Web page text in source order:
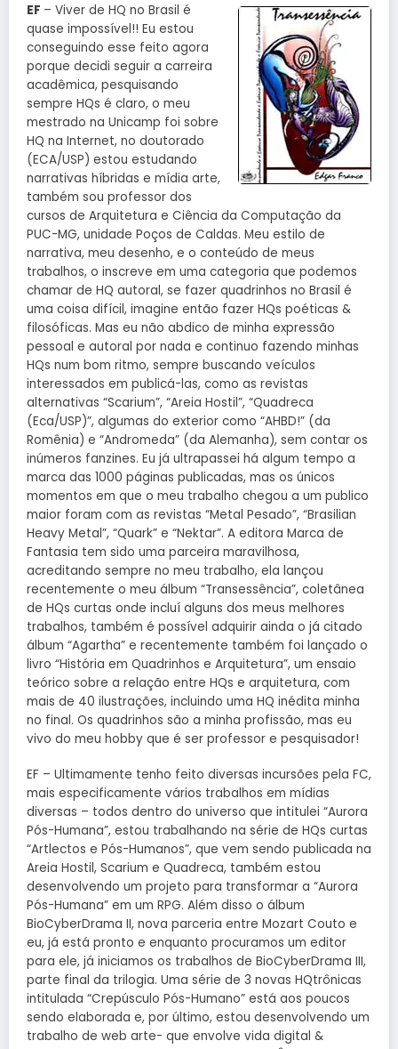
EF – Viver de HQ no Brasil é
quase impossível!! Eu estou
conseguindo esse feito agora
porque decidi seguir a carreira
acadêmica, pesquisando
sempre HQs é claro, o meu
mestrado na Unicamp foi sobre
HQ na Internet, no doutorado
(ECA/USP) estou estudando
narrativas híbridas e mídia arte,
também sou professor dos
cursos de Arquitetura e Ciência da Computação da
PUC-MG, unidade Poços de Caldas. Meu estilo de
narrativa, meu desenho, e o conteúdo de meus
trabalhos, o inscreve em uma categoria que podemos
chamar de HQ autoral, se fazer quadrinhos no Brasil é
uma coisa difícil, imagine então fazer HQs poéticas &
filosóficas. Mas eu não abdico de minha expressão
pessoal e autoral por nada e continuo fazendo minhas
HQs num bom ritmo, sempre buscando veículos
interessados em publicá-las, como as revistas
alternativas “Scarium”, “Areia Hostil”, “Quadreca
(Eca/USP)”, algumas do exterior como “AHBD!” (da
Romênia) e “Andromeda” (da Alemanha), sem contar os
inúmeros fanzines. Eu já ultrapassei há algum tempo a
marca das 1000 páginas publicadas, mas os únicos
momentos em que o meu trabalho chegou a um publico
maior foram com as revistas “Metal Pesado”, “Brasilian
Heavy Metal”, “Quark” e “Nektar”. A editora Marca de
Fantasia tem sido uma parceira maravilhosa,
acreditando sempre no meu trabalho, ela lançou
recentemente o meu álbum “Transessência”, coletânea
de HQs curtas onde incluí alguns dos meus melhores
trabalhos, também é possível adquirir ainda o já citado
álbum “Agartha” e recentemente também foi lançado o
livro “História em Quadrinhos e Arquitetura”, um ensaio
teórico sobre a relação entre HQs e arquitetura, com
mais de 40 ilustrações, incluindo uma HQ inédita minha
no final. Os quadrinhos são a minha profissão, mas eu
vivo do meu hobby que é ser professor e pesquisador!
EF – Ultimamente tenho feito diversas incursões pela FC,
mais especificamente vários trabalhos em mídias
diversas – todos dentro do universo que intitulei “Aurora
Pós-Humana”, estou trabalhando na série de HQs curtas
“Artlectos e Pós-Humanos”, que vem sendo publicada na
Areia Hostil, Scarium e Quadreca, também estou
desenvolvendo um projeto para transformar a “Aurora
Pós-Humana” em um RPG. Além disso o álbum
BioCyberDrama II, nova parceria entre Mozart Couto e
eu, já está pronto e enquanto procuramos um editor
para ele, já iniciamos os trabalhos de BioCyberDrama III,
parte final da trilogia. Uma série de 3 novas HQtrônicas
intitulada “Crepúsculo Pós-Humano” está aos poucos
sendo elaborada e, por último, estou desenvolvendo um
trabalho de web arte- que envolve vida digital &